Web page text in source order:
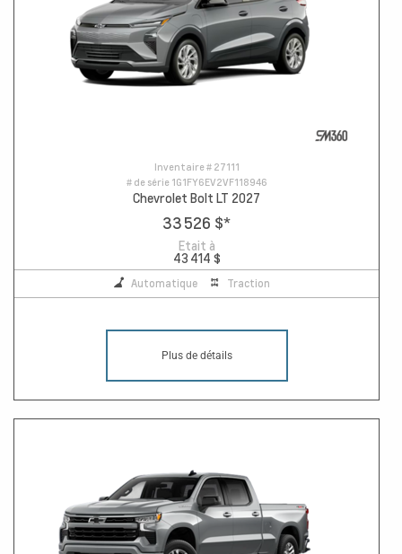
Inventaire # 27111
# de série 1G1FY6EV2VF118946
Chevrolet Bolt LT 2027
33 526 $*
Etait à
43 414 $
Automatique Traction
Plus de détails